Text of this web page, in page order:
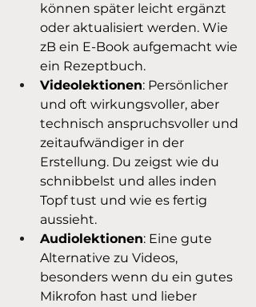
können später leicht ergänzt
oder aktualisiert werden. Wie
zB ein E-Book aufgemacht wie
ein Rezeptbuch.
Videolektionen: Persönlicher
und oft wirkungsvoller, aber
technisch anspruchsvoller und
zeitaufwändiger in der
Erstellung. Du zeigst wie du
schnibbelst und alles inden
Topf tust und wie es fertig
aussieht.
Audiolektionen: Eine gute
Alternative zu Videos,
besonders wenn du ein gutes
Mikrofon hast und lieber